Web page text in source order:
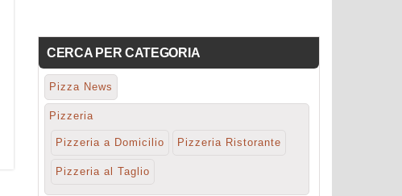
CERCA PER CATEGORIA
Pizza News
Pizzeria
Pizzeria a Domicilio Pizzeria Ristorante
Pizzeria al Taglio